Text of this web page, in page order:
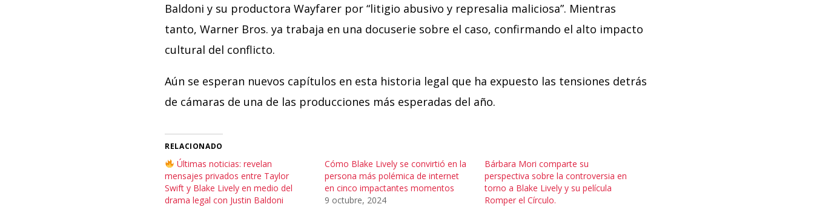
Baldoni y su productora Wayfarer por “litigio abusivo y represalia maliciosa”. Mientras
tanto, Warner Bros. ya trabaja en una docuserie sobre el caso, confirmando el alto impacto
cultural del conflicto.
Aún se esperan nuevos capítulos en esta historia legal que ha expuesto las tensiones detrás
de cámaras de una de las producciones más esperadas del año.
RELACIONADO
Últimas noticias: revelan
mensajes privados entre Taylor
Swift y Blake Lively en medio del
drama legal con Justin Baldoni
Cómo Blake Lively se convirtió en la
persona más polémica de internet
en cinco impactantes momentos
9 octubre, 2024
Bárbara Mori comparte su
perspectiva sobre la controversia en
torno a Blake Lively y su película
Romper el Círculo.